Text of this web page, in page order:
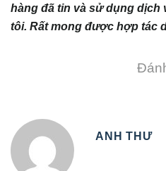
hàng đã tin và sử dụng dịch
tôi. Rất mong được hợp tác
ANH THƯ